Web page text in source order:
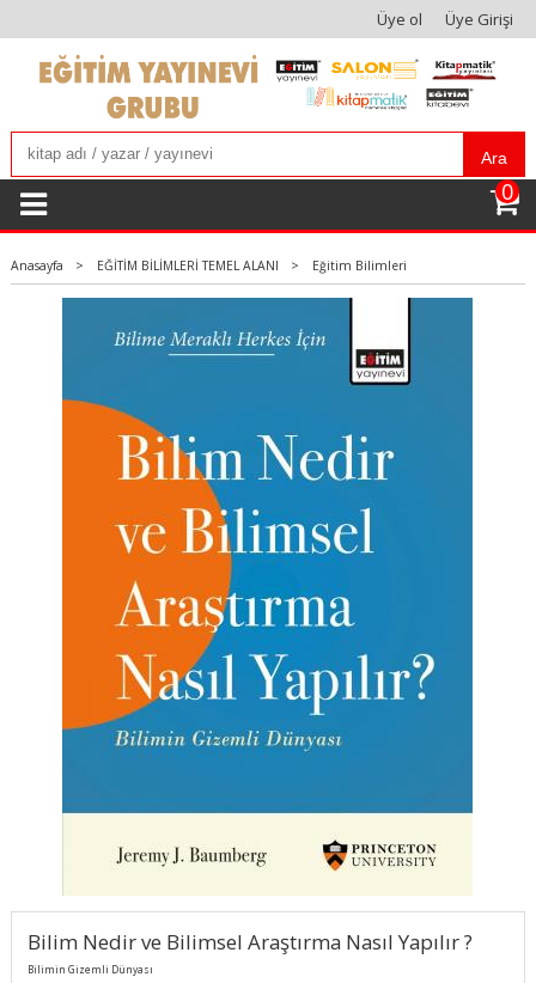
Üye ol Üye Girişi
Ara
0
Anasayfa > EĞİTİM BİLİMLERİ TEMEL ALANI > Eğitim Bilimleri
Bilim Nedir ve Bilimsel Araştırma Nasıl Yapılır ?
Bilimin Gizemli Dünyası